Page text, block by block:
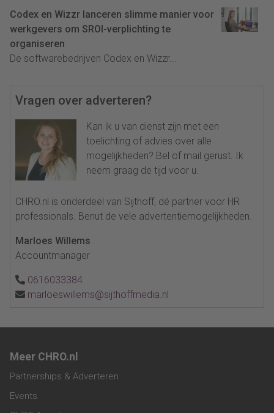
Codex en Wizzr lanceren slimme manier voor
werkgevers om SROI-verplichting te
organiseren
De softwarebedrijven Codex en Wizzr...
Vragen over adverteren?
Kan ik u van dienst zijn met een
toelichting of advies over alle
mogelijkheden? Bel of mail gerust. Ik
neem graag de tijd voor u.
CHRO.nl is onderdeel van Sijthoff, dé partner voor HR
professionals. Benut de vele advertentiemogelijkheden.
Marloes Willems
Accountmanager
0616033384
marloeswillems@sijthoffmedia.nl
Meer CHRO.nl
Partnerships & Adverteren
Events